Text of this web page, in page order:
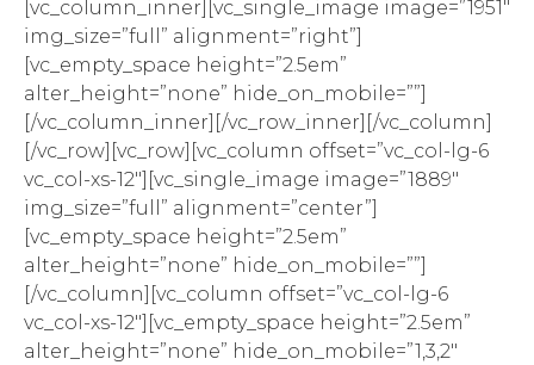
[vc_column_inner][vc_single_image image=”1951″
img_size=”full” alignment=”right”]
[vc_empty_space height=”2.5em”
alter_height=”none” hide_on_mobile=””]
[/vc_column_inner][/vc_row_inner][/vc_column]
[/vc_row][vc_row][vc_column offset=”vc_col-lg-6
vc_col-xs-12″][vc_single_image image=”1889″
img_size=”full” alignment=”center”]
[vc_empty_space height=”2.5em”
alter_height=”none” hide_on_mobile=””]
[/vc_column][vc_column offset=”vc_col-lg-6
vc_col-xs-12″][vc_empty_space height=”2.5em”
alter_height=”none” hide_on_mobile=”1,3,2″